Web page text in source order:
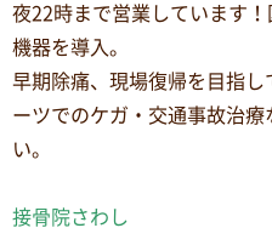
夜22時まで営業しています
機器を導入。
早期除痛、現場復帰を目指
ーツでのケガ・交通事故治
い。
接骨院さわし